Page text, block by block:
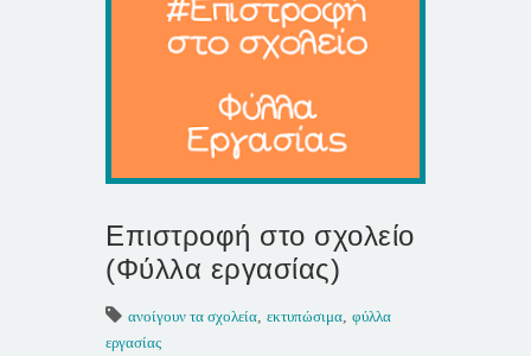
Επιστροφή στο σχολείο
(Φύλλα εργασίας)
ανοίγουν τα σχολεία, εκτυπώσιμα, φύλλα
εργασίας